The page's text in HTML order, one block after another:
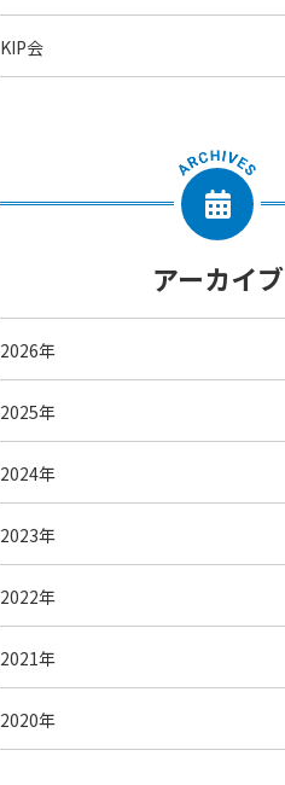
KIP会
アーカイブ
2026年
2025年
2024年
2023年
2022年
2021年
2020年